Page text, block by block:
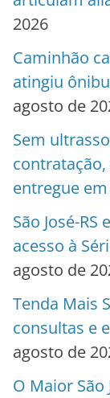
2026
Caminhão
atingiu
agosto de
Sem
entregue
São José-
acesso à
agosto de
Tenda Mais
consultas e
agosto de
O Maior